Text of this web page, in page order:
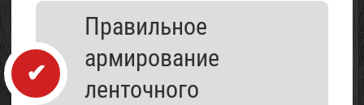
Правильное
армирование
ленточного
организаций